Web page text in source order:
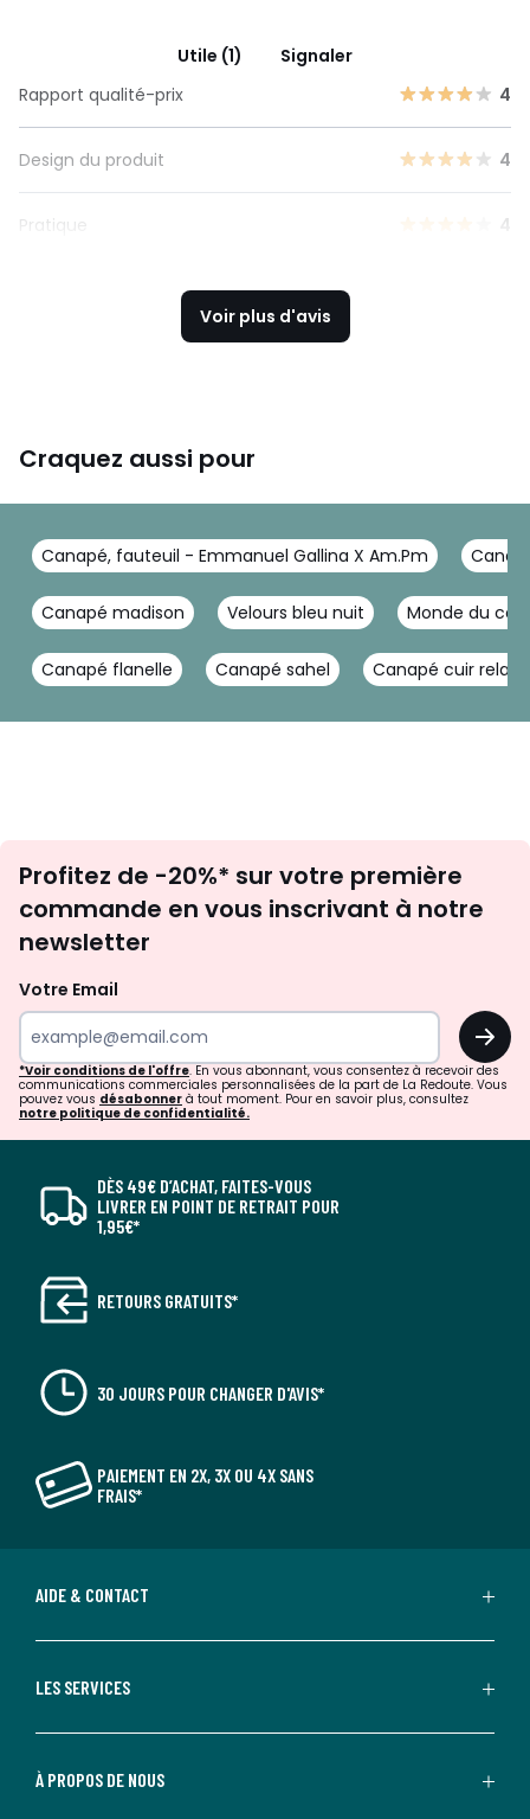
Utile (1)
Signaler
Rapport qualité-prix
4
Design du produit 4
Pratique 4
Voir plus d'avis
Craquez aussi pour
Canapé, fauteuil - Emmanuel Gallina X Am.Pm
Canapé madison Velours bleu nuit Monde du
Canapé flanelle Canapé sahel Canapé cuir relax
newsletter
Profitez de -20%* sur votre première
commande en vous inscrivant à notre
newsletter
Votre Email
OK
*Voir conditions de l'offre. En vous abonnant, vous consentez à recevoir des
communications commerciales personnalisées de la part de La Redoute. Vous
pouvez vous désabonner à tout moment. Pour en savoir plus, consultez
notre politique de confidentialité.
DÈS 49€ D’ACHAT, FAITES-VOUS
LIVRER EN POINT DE RETRAIT POUR
1,95€*
RETOURS GRATUITS*
30 JOURS POUR CHANGER D'AVIS*
PAIEMENT EN 2X, 3X OU 4X SANS
FRAIS*
AIDE & CONTACT
LES SERVICES
À PROPOS DE NOUS